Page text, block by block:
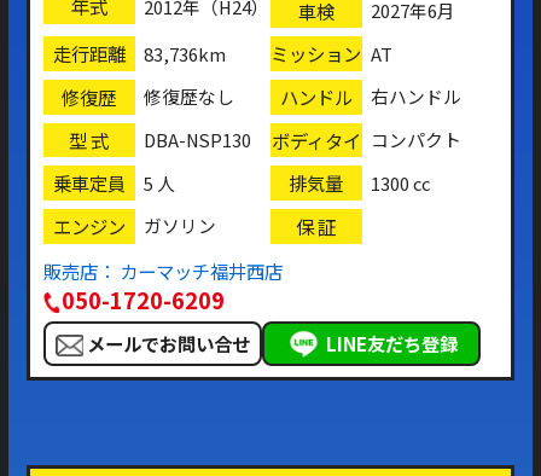
年式 2012年（H24） 車検 2027年6月
走行距離 83,736km ミッション AT
修復歴 修復歴なし ハンドル 右ハンドル
型 式 DBA-NSP130
ボディタイ
プ
コンパクト
乗車定員 5 人 排気量 1300 cc
エンジン ガソリン
保 証
販売店： カーマッチ福井西店
050-1720-6209
メールでお問い合せ LINE友だち登録